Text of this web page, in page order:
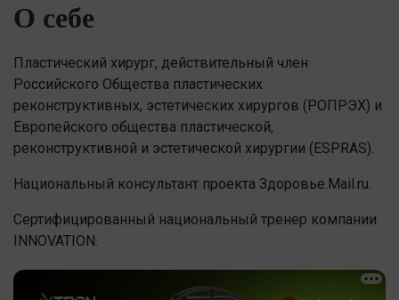
О себе
Пластический хирург, действительный член
Российского Общества пластических
реконструктивных, эстетических хирургов (РОПРЭХ) и
Европейского общества пластической,
реконструктивной и эстетической хирургии (ESPRAS).
Национальный консультант проекта Здоровье.Mail.ru.
Сертифицированный национальный тренер компании
INNOVATION.